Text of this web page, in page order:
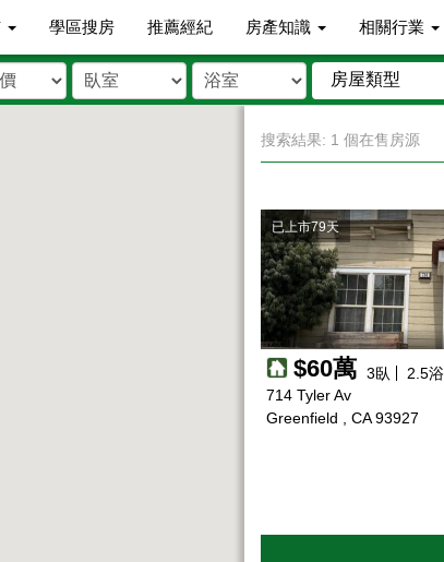
學區搜房 推薦經紀 房產知識 相關行業
房屋類型
搜索結果: 1 個在售房源
已上市79天
$60萬 3臥 2.5浴
714 Tyler Av
Greenfield , CA 93927